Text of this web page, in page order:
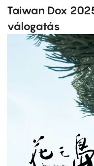
Taiwan Dox
válogatás